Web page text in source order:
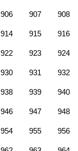
906 907 908
914 915 916
922 923 924
930 931 932
938 939 940
946 947 948
954 955 956